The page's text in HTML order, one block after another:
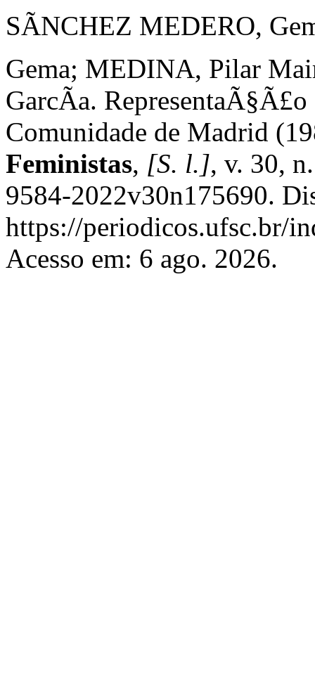
SÃNCHEZ MEDERO,
Gema; MEDINA, Pilar
GarcÃ­a.
Comunidade de Madrid
Feministas, [S. l.], v. 30,
9584-2022v30n175690.
https://periodicos.ufsc.br/
Acesso em: 6 ago. 2026.